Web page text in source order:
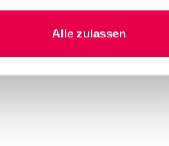
Alle zulassen